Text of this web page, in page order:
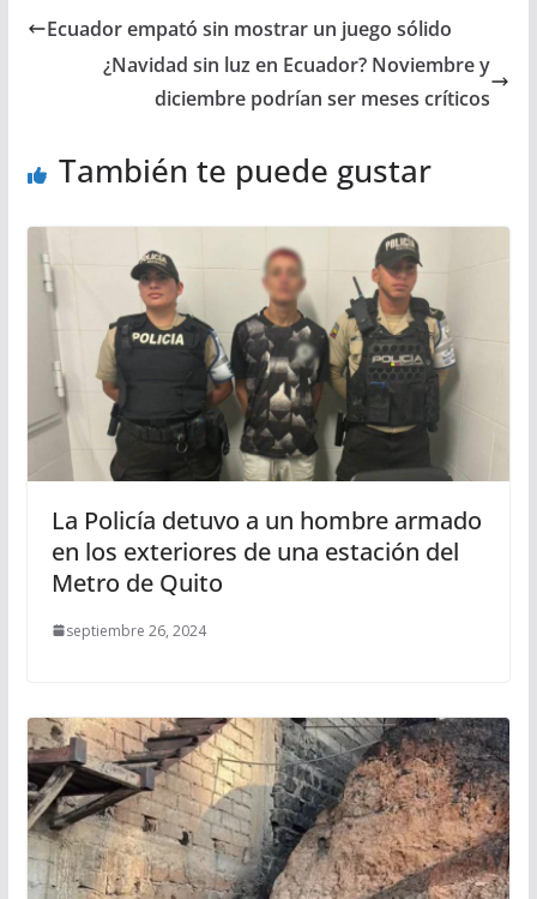
Ecuador empató sin mostrar un juego sólido
¿Navidad sin luz en Ecuador? Noviembre y
diciembre podrían ser meses críticos
También te puede gustar
La Policía detuvo a un hombre armado
en los exteriores de una estación del
Metro de Quito
septiembre 26, 2024